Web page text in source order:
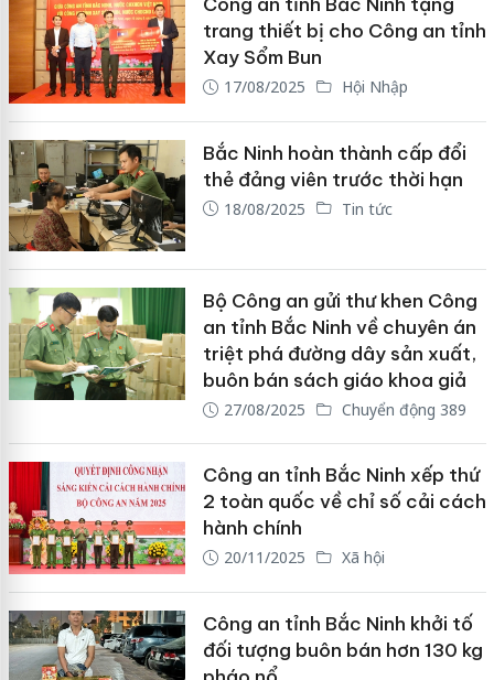
trang thiết bị cho Công an tỉnh
Xay Sổm Bun
17/08/2025 Hội Nhập
Bắc Ninh hoàn thành cấp đổi
thẻ đảng viên trước thời hạn
18/08/2025 Tin tức
Bộ Công an gửi thư khen Công
an tỉnh Bắc Ninh về chuyên án
triệt phá đường dây sản xuất,
buôn bán sách giáo khoa giả
27/08/2025 Chuyển động 389
Công an tỉnh Bắc Ninh xếp thứ
2 toàn quốc về chỉ số cải cách
hành chính
20/11/2025 Xã hội
Công an tỉnh Bắc Ninh khởi tố
đối tượng buôn bán hơn 130 kg